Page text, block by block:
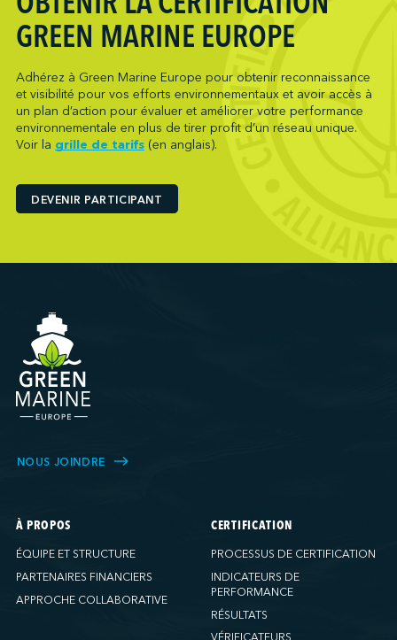
GREEN MARINE EUROPE
Adhérez à Green Marine Europe pour obtenir reconnaissance
et visibilité pour vos efforts environnementaux et avoir accès à
un plan d’action pour évaluer et améliorer votre performance
environnementale en plus de tirer profit d’un réseau unique.
Voir la grille de tarifs(en anglais).
DEVENIR PARTICIPANT
NOUS JOINDRE
À PROPOS
ÉQUIPE ET STRUCTURE
PARTENAIRES FINANCIERS
APPROCHE COLLABORATIVE
CERTIFICATION
PROCESSUS DE CERTIFICATION
INDICATEURS DE
PERFORMANCE
RÉSULTATS